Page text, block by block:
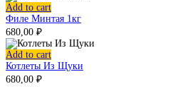
Add to cart
Филе Минтая 1кг
680,00 ₽
Add to cart
Котлеты Из Щуки
680,00 ₽